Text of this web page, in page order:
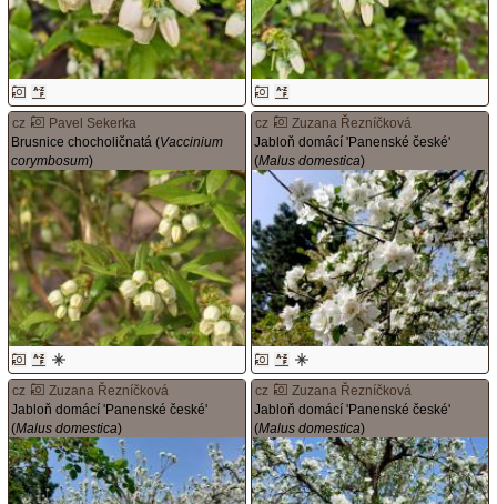
cz
Pavel Sekerka
Brusnice chocholičnatá (Vaccinium
corymbosum)
cz
Zuzana Řezníčková
Jabloň domácí 'Panenské české'
(Malus domestica)
cz
Zuzana Řezníčková
Jabloň domácí 'Panenské české'
(Malus domestica)
cz
Zuzana Řezníčková
Jabloň domácí 'Panenské české'
(Malus domestica)